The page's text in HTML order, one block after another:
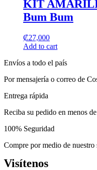
KIT
Bum Bum
₡27,000
Add to cart
Envíos a todo el país
Por mensajería o correo de
Entrega rápida
Reciba su pedido en menos
100% Seguridad
Compre por medio de
Visítenos